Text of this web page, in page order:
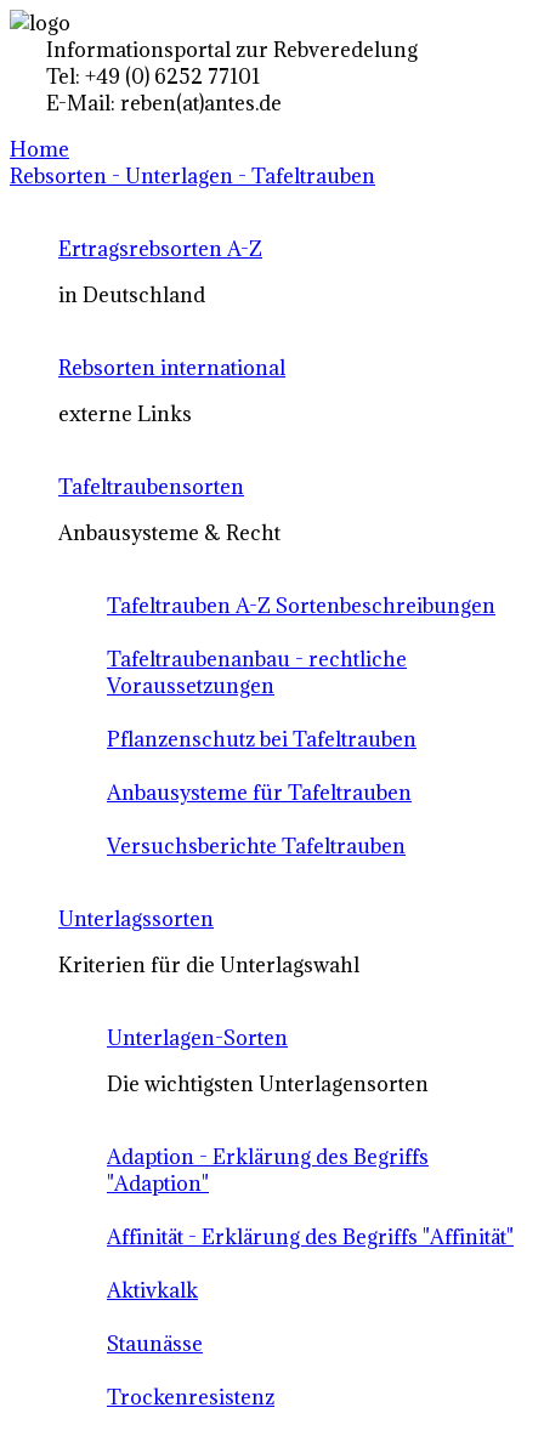
Informationsportal zur Rebveredelung
Tel: +49 (0) 6252 77101
E-Mail: reben(at)antes.de
Home
Rebsorten - Unterlagen - Tafeltrauben
Ertragsrebsorten A-Z
in Deutschland
Rebsorten international
externe Links
Tafeltraubensorten
Anbausysteme & Recht
Tafeltrauben A-Z Sortenbeschreibungen
Tafeltraubenanbau - rechtliche
Voraussetzungen
Pflanzenschutz bei Tafeltrauben
Anbausysteme für Tafeltrauben
Versuchsberichte Tafeltrauben
Unterlagssorten
Kriterien für die Unterlagswahl
Unterlagen-Sorten
Die wichtigsten Unterlagensorten
Adaption - Erklärung des Begriffs
"Adaption"
Affinität - Erklärung des Begriffs "Affinität"
Aktivkalk
Staunässe
Trockenresistenz